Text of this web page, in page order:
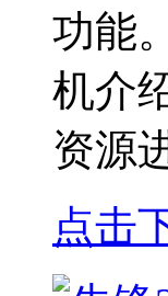
功能
机介
资源
点击